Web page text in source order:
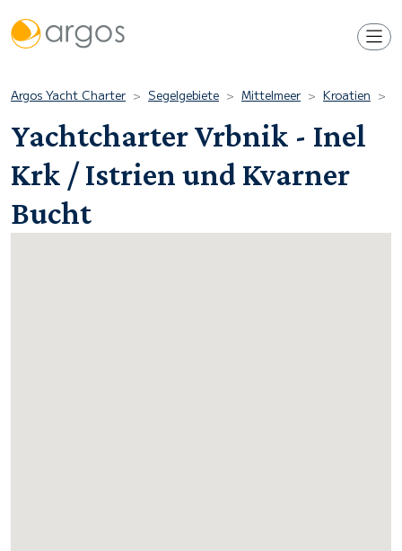
Argos Yacht Charter Segelgebiete Mittelmeer Kroatien
Yachtcharter Vrbnik - Inel
Krk / Istrien und Kvarner
Bucht